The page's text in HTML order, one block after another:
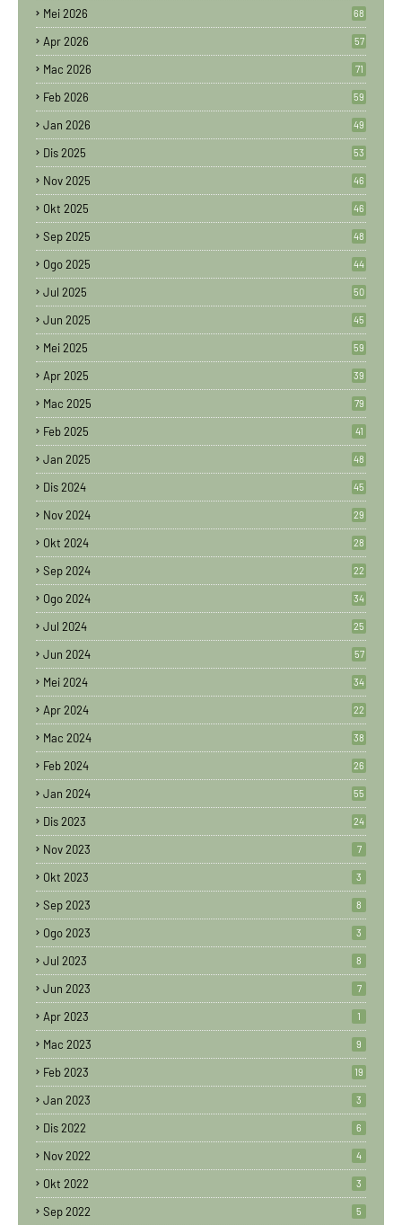
Mei 2026 68
Apr 2026 57
Mac 2026 71
Feb 2026 59
Jan 2026 49
Dis 2025 53
Nov 2025 46
Okt 2025 46
Sep 2025 48
Ogo 2025 44
Jul 2025 50
Jun 2025 45
Mei 2025 59
Apr 2025 39
Mac 2025 79
Feb 2025 41
Jan 2025 48
Dis 2024 45
Nov 2024 29
Okt 2024 28
Sep 2024 22
Ogo 2024 34
Jul 2024 25
Jun 2024 57
Mei 2024 34
Apr 2024 22
Mac 2024 38
Feb 2024 26
Jan 2024 55
Dis 2023 24
Nov 2023 7
Okt 2023 3
Sep 2023 8
Ogo 2023 3
Jul 2023 8
Jun 2023 7
Apr 2023 1
Mac 2023 9
Feb 2023 19
Jan 2023 3
Dis 2022 6
Nov 2022 4
Okt 2022 3
Sep 2022 5